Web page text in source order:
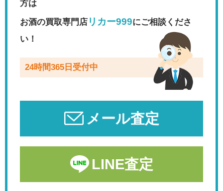
方は
お酒の買取専門店 リカー999にご相談くださ
い！
24時間365日受付中
メール査定
LINE査定